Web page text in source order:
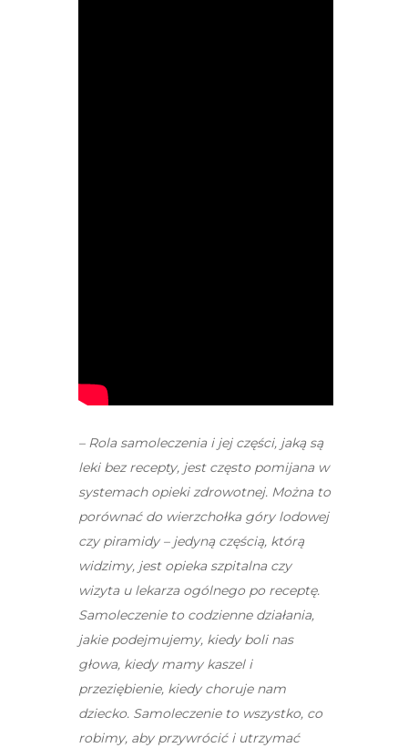
– Rola samoleczenia i jej części, jaką są
leki bez recepty, jest często pomijana w
systemach opieki zdrowotnej. Można to
porównać do wierzchołka góry lodowej
czy piramidy – jedyną częścią, którą
widzimy, jest opieka szpitalna czy
wizyta u lekarza ogólnego po receptę.
Samoleczenie to codzienne działania,
jakie podejmujemy, kiedy boli nas
głowa, kiedy mamy kaszel i
przeziębienie, kiedy choruje nam
dziecko. Samoleczenie to wszystko, co
robimy, aby przywrócić i utrzymać